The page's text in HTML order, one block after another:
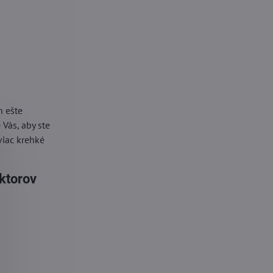
ešte
aby ste
krehké